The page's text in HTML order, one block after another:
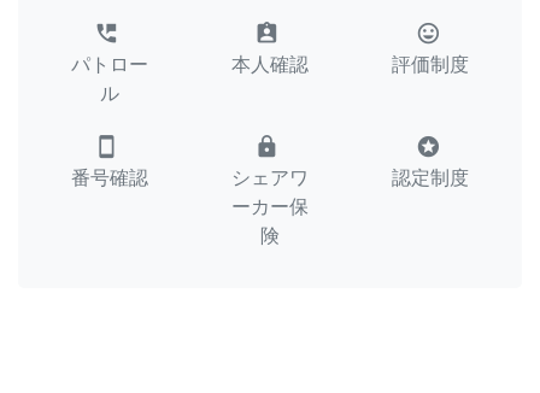
perm_phone_msg
パトロー
ル
assignment_ind
本人確認
tag_faces
評価制度
smartphone
番号確認
lock
シェアワ
ーカー保
険
stars
認定制度